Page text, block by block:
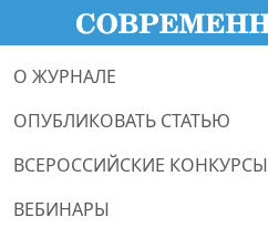
О ЖУРНАЛЕ
ОПУБЛИКОВАТЬ СТАТЬЮ
ВСЕРОССИЙСКИЕ КОНКУРСЫ
ВЕБИНАРЫ